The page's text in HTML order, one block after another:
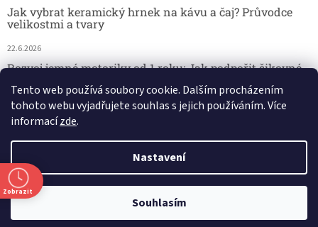
Tento web používá soubory cookie. Dalším procházením
tohoto webu vyjadřujete souhlas s jejich používáním. Více
informacízde.
Nastavení
Souhlasím
29.7. kamenná prodejna - DOVOLENÁ. 🚚 Doprava zdarma při nákupu
Jak vybrat keramický hrnek na kávu a čaj? Průvodce
velikostmi a tvary
22.6.2026
Rozvoj jemné motoriky od 1 roku: Jak podpořit šikovné
18.6.2026
Vytvořil Shoptet
Český koutek. Všechna práva vyhrazena.
Zobrazit